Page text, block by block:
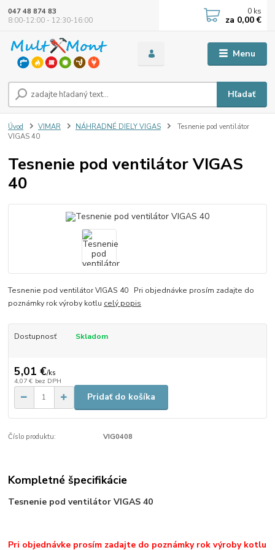
Menu
Hľadať
047 48 874 83
8:00-12:00 - 12:30-16:00
0 ks
za 0,00 €
Úvod VIMAR NÁHRADNÉ DIELY VIGAS
Tesnenie pod ventilátor
VIGAS 40
Tesnenie pod ventilátor VIGAS
40
Tesnenie pod ventilátor VIGAS 40 Pri objednávke prosím zadajte do
poznámky rok výroby kotlu celý popis
Dostupnosť Skladom
5,01 €/ks
4,07 € bez DPH
Pridať do košíka
Číslo produktu: VIG0408
Kompletné špecifikácie
Tesnenie pod ventilátor VIGAS 40
Pri objednávke prosím zadajte do poznámky rok výroby kotlu